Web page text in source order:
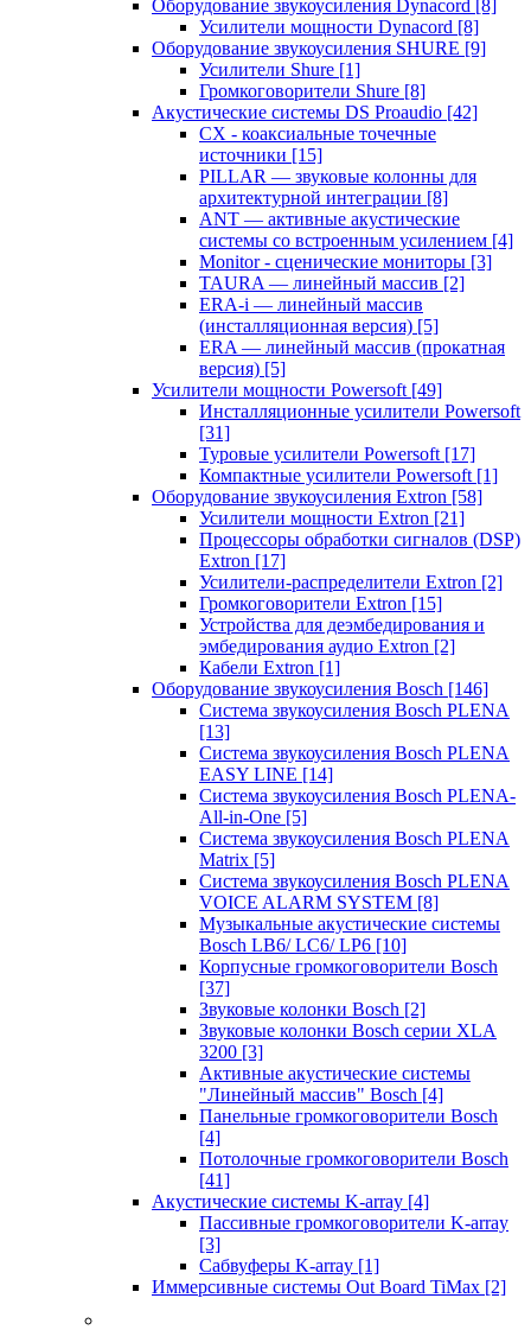
Оборудование звукоусиления Dynacord [8]
Усилители мощности Dynacord [8]
Оборудование звукоусиления SHURE [9]
Усилители Shure [1]
Громкоговорители Shure [8]
Акустические системы DS Proaudio [42]
CX - коаксиальные точечные
источники [15]
PILLAR — звуковые колонны для
архитектурной интеграции [8]
ANT — активные акустические
системы со встроенным усилением [4]
Monitor - сценические мониторы [3]
TAURA — линейный массив [2]
ERA-i — линейный массив
(инсталляционная версия) [5]
ERA — линейный массив (прокатная
версия) [5]
Усилители мощности Powersoft [49]
Инсталляционные усилители Powersoft
[31]
Туровые усилители Powersoft [17]
Компактные усилители Powersoft [1]
Оборудование звукоусиления Extron [58]
Усилители мощности Extron [21]
Процессоры обработки сигналов (DSP)
Extron [17]
Усилители-распределители Extron [2]
Громкоговорители Extron [15]
Устройства для деэмбедирования и
эмбедирования аудио Extron [2]
Кабели Extron [1]
Оборудование звукоусиления Bosch [146]
Система звукоусиления Bosch PLENA
[13]
Система звукоусиления Bosch PLENA
EASY LINE [14]
Система звукоусиления Bosch PLENA-
All-in-One [5]
Система звукоусиления Bosch PLENA
Matrix [5]
Система звукоусиления Bosch PLENA
VOICE ALARM SYSTEM [8]
Музыкальные акустические системы
Bosch LB6/ LC6/ LP6 [10]
Корпусные громкоговорители Bosch
[37]
Звуковые колонки Bosch [2]
Звуковые колонки Bosch серии XLA
3200 [3]
Активные акустические системы
"Линейный массив" Bosch [4]
Панельные громкоговорители Bosch
[4]
Потолочные громкоговорители Bosch
[41]
Акустические системы K-array [4]
Пассивные громкоговорители K-array
[3]
Сабвуферы K-array [1]
Иммерсивные системы Out Board TiMax [2]